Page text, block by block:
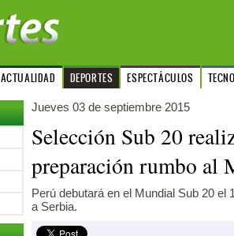
ACTUALIDAD DEPORTES ESPECTÁCULOS
Jueves 03 de septiembre 2015
Selección Sub 20
preparación rumbo al
Perú debutará en el Mundial Sub 20 el
a Serbia.